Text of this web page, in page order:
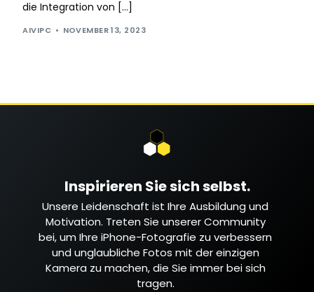
die Integration von […]
AIVIPC NOVEMBER 13, 2023
Inspirieren Sie sich selbst.
Unsere Leidenschaft ist Ihre Ausbildung und
Motivation. Treten Sie unserer Community
bei, um Ihre iPhone-Fotografie zu verbessern
und unglaubliche Fotos mit der einzigen
Kamera zu machen, die Sie immer bei sich
tragen.